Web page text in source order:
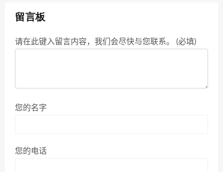
留言板
请在此键入留言内容，我们会尽快与您联系。 (必填)
您的名字
您的电话